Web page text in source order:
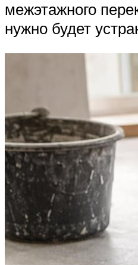
межэтажного
нужно будет